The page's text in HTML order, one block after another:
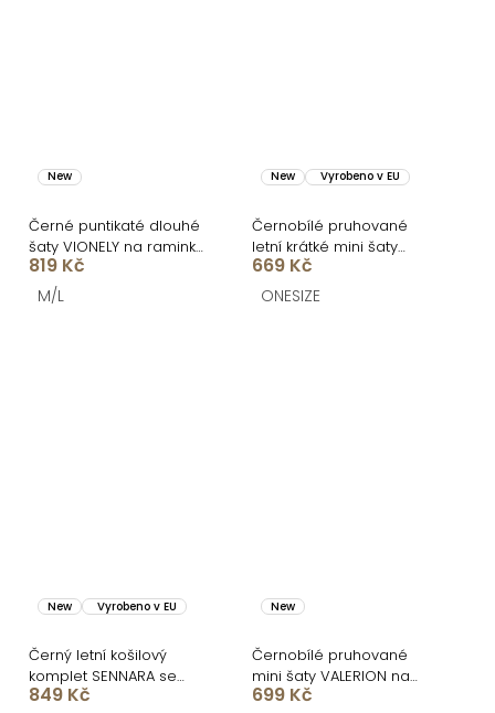
New
Černé puntikaté dlouhé
šaty VIONELY na raminka
a krajkou
819 Kč
M/L
New Vyrobeno v EU
Černobílé pruhované
letní krátké mini šaty
BALUNE
669 Kč
ONESIZE
New Vyrobeno v EU
Černý letní košilový
komplet SENNARA se
sukní
849 Kč
New
Černobílé pruhované
mini šaty VALERION na
ramínka
699 Kč